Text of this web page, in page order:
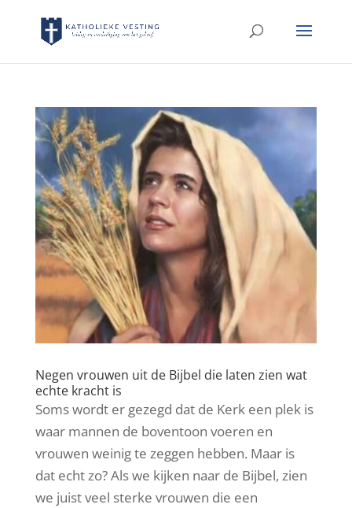
Negen vrouwen uit de Bijbel die laten zien wat
echte kracht is
Soms wordt er gezegd dat de Kerk een plek is
waar mannen de boventoon voeren en
vrouwen weinig te zeggen hebben. Maar is
dat echt zo? Als we kijken naar de Bijbel, zien
we juist veel sterke vrouwen die een